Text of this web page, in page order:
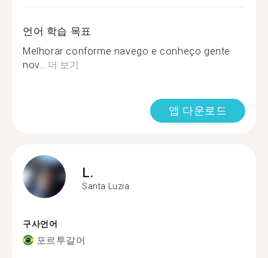
언어 학습 목표
Melhorar conforme navego e conheço gente
nov...더 보기
앱 다운로드
L.
Santa Luzia
구사언어
포르투갈어